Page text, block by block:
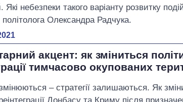
Які небезпеки такого варіанту розвитку
політолога Олександра Радчука.
акцент: як зміниться
тимчасово окупованих
– стратегії залишаються. Як
Донбасу та Криму після